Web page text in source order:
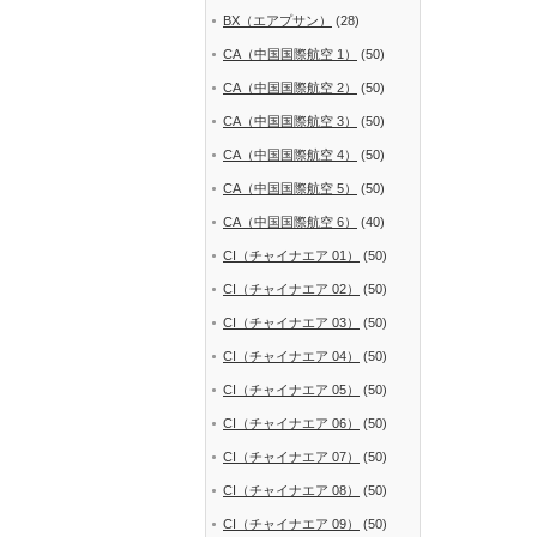
BX（エアプサン） (28)
CA（中国国際航空 1） (50)
CA（中国国際航空 2） (50)
CA（中国国際航空 3） (50)
CA（中国国際航空 4） (50)
CA（中国国際航空 5） (50)
CA（中国国際航空 6） (40)
CI（チャイナエア 01） (50)
CI（チャイナエア 02） (50)
CI（チャイナエア 03） (50)
CI（チャイナエア 04） (50)
CI（チャイナエア 05） (50)
CI（チャイナエア 06） (50)
CI（チャイナエア 07） (50)
CI（チャイナエア 08） (50)
CI（チャイナエア 09） (50)